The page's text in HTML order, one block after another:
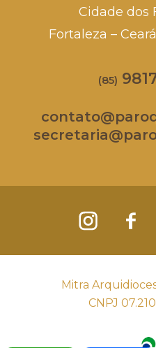
Cidade dos
Fortaleza –
(85)
Mitra
CNPJ